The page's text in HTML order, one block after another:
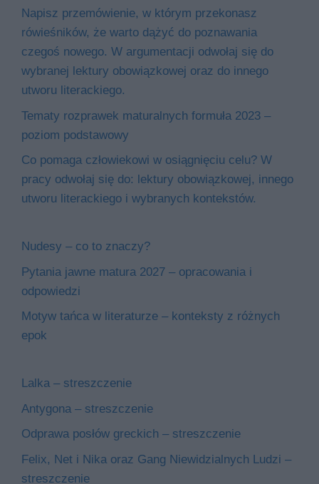
Napisz przemówienie, w którym przekonasz
rówieśników, że warto dążyć do poznawania
czegoś nowego. W argumentacji odwołaj się do
wybranej lektury obowiązkowej oraz do innego
utworu literackiego.
Tematy rozprawek maturalnych formuła 2023 –
poziom podstawowy
Co pomaga człowiekowi w osiągnięciu celu? W
pracy odwołaj się do: lektury obowiązkowej, innego
utworu literackiego i wybranych kontekstów.
Nudesy – co to znaczy?
Pytania jawne matura 2027 – opracowania i
odpowiedzi
Motyw tańca w literaturze – konteksty z różnych
epok
Lalka – streszczenie
Antygona – streszczenie
Odprawa posłów greckich – streszczenie
Felix, Net i Nika oraz Gang Niewidzialnych Ludzi –
streszczenie